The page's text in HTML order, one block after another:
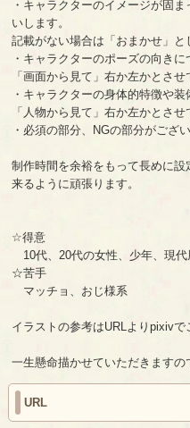
・キャラクターのイメージが固
いします。
記載がない場合は「おまかせ」と
・キャラクターのポーズの向きに
「画面から見て」右か左かとさせ
・キャラクターの身体的特徴や装
「人物から見て」右か左かとさせ
・必須の部分、NGの部分がござ
制作時間を余裕をもって長めに
来るように頑張ります。
☆得意
10代、20代の女性、少年、現代
☆苦手
マッチョ、おじ様系
イラストの参考はURLよりpixivで
一生懸命描かせていただきますの
URL